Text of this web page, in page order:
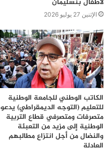
الإثنين 27 يوليو 2026
الكاتب الوطني للجامعة الوطنية
للتعليم (التوجه الديمقراطي) يدعو
متصرفات ومتصرفي قطاع التربية
الوطنية إلى مزيد من التعبئة
والنضال من أجل انتزاع مطالبهم
العادلة